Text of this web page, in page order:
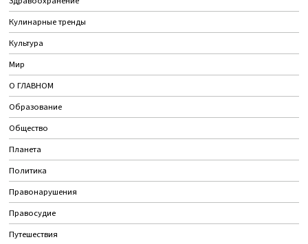
Кулинарные тренды
Культура
Мир
О ГЛАВНОМ
Образование
Общество
Планета
Политика
Правонарушения
Правосудие
Путешествия